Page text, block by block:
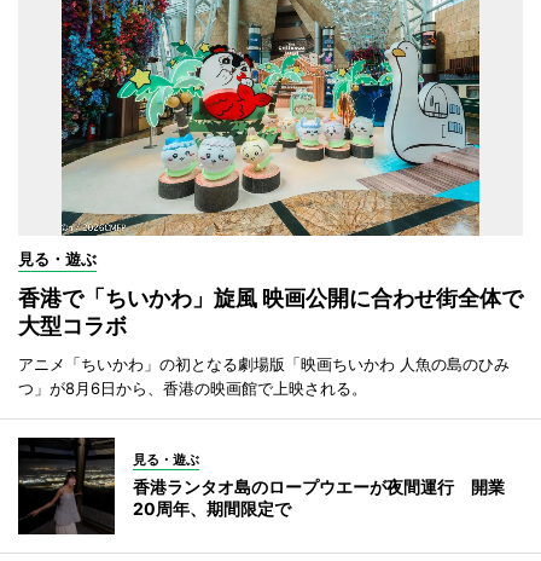
見る・遊ぶ
香港で「ちいかわ」旋風 映画公開に合わせ街全体で
大型コラボ
アニメ「ちいかわ」の初となる劇場版「映画ちいかわ 人魚の島のひみ
つ」が8月6日から、香港の映画館で上映される。
見る・遊ぶ
香港ランタオ島のロープウエーが夜間運行 開業
20周年、期間限定で